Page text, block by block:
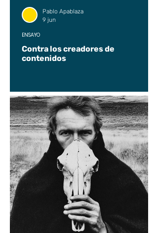
Contra los creadores de
contenidos
ENSAYO
Pablo Apablaza
9 jun